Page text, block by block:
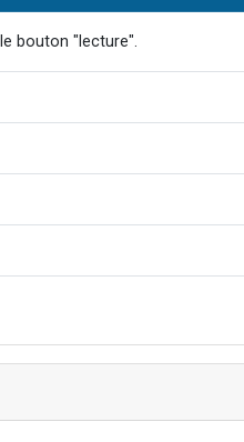
bouton "lecture".